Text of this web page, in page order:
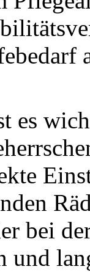
es
bei
und